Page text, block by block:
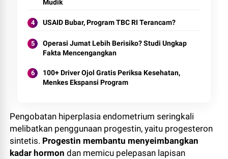
Mudik
USAID Bubar, Program TBC RI Terancam?
Operasi Jumat Lebih Berisiko? Studi Ungkap
Fakta Mencengangkan
100+ Driver Ojol Gratis Periksa Kesehatan,
Menkes Ekspansi Program
Pengobatan hiperplasia endometrium seringkali
melibatkan penggunaan progestin, yaitu progesteron
sintetis. Progestin membantu menyeimbangkan
kadar hormon dan memicu pelepasan lapisan